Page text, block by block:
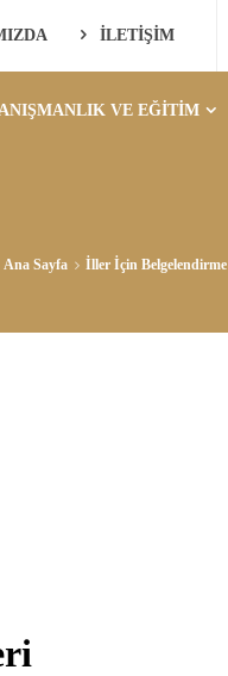
İLETİŞİM
VE EĞİTİM
Ana Sayfa İller İçin Belgelendirme